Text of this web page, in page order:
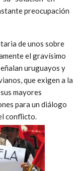
preocupación
de unos sobre
el gravísimo
uruguayos y
que exigen a la
mayores
para un diálogo
conflicto.